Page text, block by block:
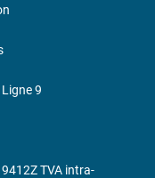
9
9412Z TVA intra-